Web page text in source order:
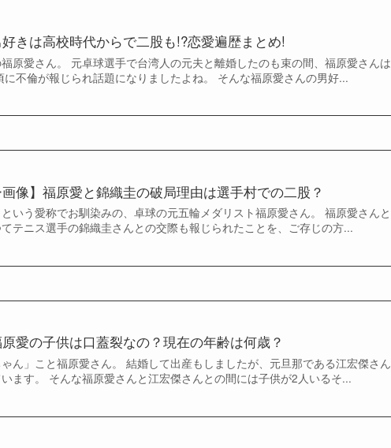
きは高校時代からで二股も!?恋愛遍歴まとめ!
原愛さん。 元卓球選手で台湾人の元夫と離婚したのも束の間、福原愛さんは
に不倫が報じられ話題になりましたよね。 そんな福原愛さんの男好...
画像】福原愛と錦織圭の破局理由は選手村での二股？
という愛称でお馴染みの、卓球の元五輪メダリスト福原愛さん。 福原愛さんと
てテニス選手の錦織圭さんとの交際も報じられたことを、ご存じの方...
原愛の子供は口蓋裂なの？現在の年齢は何歳？
ゃん」こと福原愛さん。 結婚して出産もしましたが、元旦那である江宏傑さん
います。 そんな福原愛さんと江宏傑さんとの間には子供が2人いるそ...